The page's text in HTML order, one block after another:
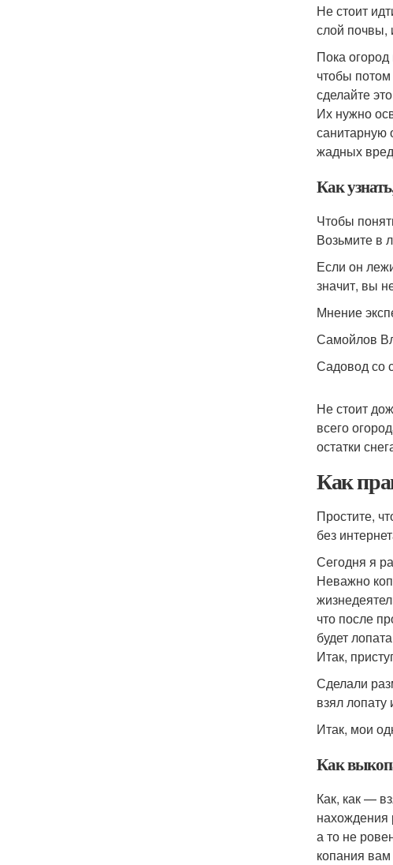
Не стоит
слой почвы,
Пока
чтобы
сделайте
Их нужно
санитарную
жадных
Как
Чтобы
Возьмите в
Если он
значит, вы
Мнение
Самойлов
Садовод со
Не стоит
всего
остатки
Как
Простите,
без
Сегодня я
Неважно
что после
будет
Итак,
Сделали
взял
Итак, мои
Как
Как, как —
нахождения
а то не
копания